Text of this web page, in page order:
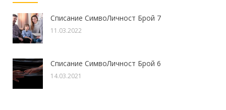
Списание СимвоЛичност Брой 7
11.03.2022
Списание СимвоЛичност Брой 6
14.03.2021